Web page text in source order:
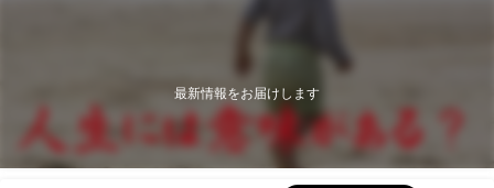
最新情報をお届けします